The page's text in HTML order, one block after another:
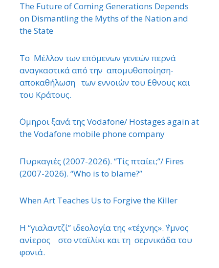
The Future of Coming Generations Depends
on Dismantling the Myths of the Nation and
the State
Το Μέλλον των επόμενων γενεών περνά
αναγκαστικά από την απομυθοποίηση-
αποκαθήλωση των εννοιών του ΄Εθνους και
του Κράτους.
΄Ομηροι ξανά της Vodafone/ Hostages again at
the Vodafone mobile phone company
Πυρκαγιές (2007-2026). “Τίς πταίει;”/ Fires
(2007-2026). “Who is to blame?”
When Art Teaches Us to Forgive the Killer
Η “γιαλαντζί” ιδεολογία της «τέχνης». ΄Υμνος
ανίερος στο νταϊλίκι και τη σερνικάδα του
φονιά.